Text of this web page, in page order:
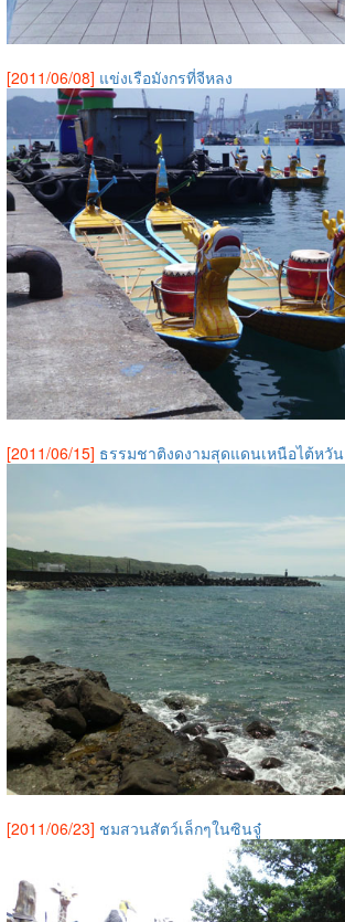
[2011/06/08] แข่งเรือมังกรที่จีหลง
[2011/06/15] ธรรมชาติงดงามสุดแดนเหนือไต้หวัน
[2011/06/23] ชมสวนสัตว์เล็กๆในซินจู๋